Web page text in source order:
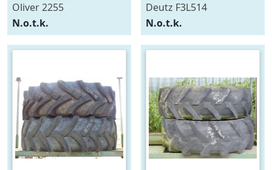
Oliver 2255
N.o.t.k.
Deutz F3L514
N.o.t.k.